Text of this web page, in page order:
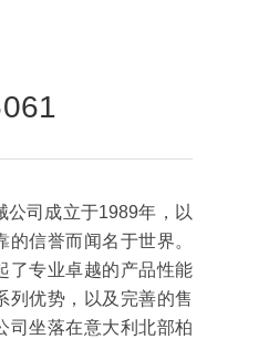
公司成立于1989年，以
的信誉而闻名于世界。
了专业卓越的产品性能
列优势，以及完善的售
司坐落在意大利北部柏